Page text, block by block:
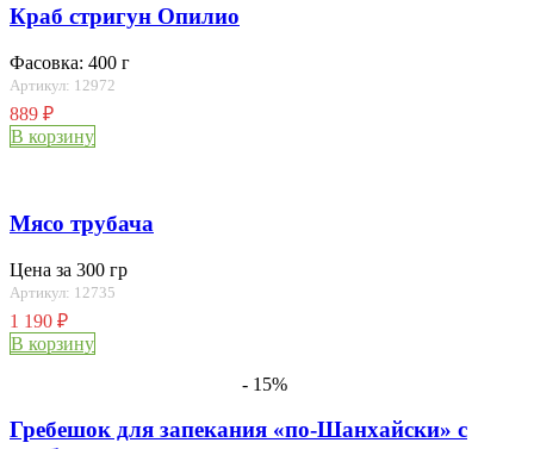
Краб стригун Опилио
Фасовка: 400 г
Артикул: 12972
889 ₽
В корзину
Мясо трубача
Цена за 300 гр
Артикул: 12735
1 190 ₽
В корзину
- 15%
Гребешок для запекания «по-Шанхайски» с